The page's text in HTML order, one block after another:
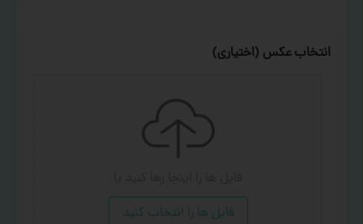
انتخاب عکس (اختیاری)
فایل ها را انتخاب کنید